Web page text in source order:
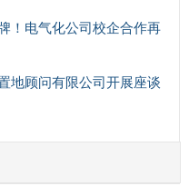
！电气化公司校企合作再
地顾问有限公司开展座谈